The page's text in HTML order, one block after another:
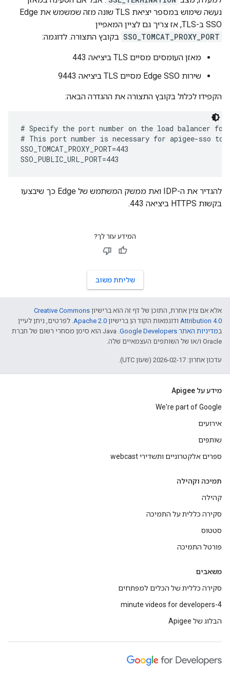
נעשה שימוש במספר יציאת TLS שונה מזה שמשמש את Edge
SSO ב-TLS, אז צריך גם לציין המאפיין
SSO_TOMCAT_PROXY_PORT בקובץ התצורה. לדוגמה:
מאזן העומסים מסיים TLS ביציאה 443
שירות Edge SSO מסיים TLS ביציאה 9443
הקפידו לכלול בקובץ התצורה את ההגדרה הבאה:
# Specify the port number on the load balancer
# This port number is necessary for apigee-sso to
SSO_TOMCAT_PROXY_PORT=443
SSO_PUBLIC_URL_PORT=443
להגדיר את ה-IDP ואת ממשק המשתמש של Edge כך שיבצעו
בקשות HTTPS ביציאה 443.
המידע עזר לך?
שליחת משוב
אלא אם צוין אחרת, התוכן של דף זה הוא ברישיון Creative Commons
Attribution 4.0 ודוגמאות הקוד הן ברישיון Apache 2.0. לפרטים, ניתן לעיין
במדיניות האתר Google Developers‏
.‏ Java הוא סימן מסחרי רשום של חברת
Oracle ו/או של השותפים העצמאיים שלה.
עדכון אחרון: 2026-02-17 (שעון UTC).
מידע על Apigee
We're part of Google
אירועים
שותפים
ספרים אלקטרוניים ותשדירי webcast
תמיכה וקהילה
קהילה
סקירה כללית על התמיכה
סטטוס
פורטל התמיכה
משאבים
סקירה כללית של הכלים למפתחים
4-minute videos for developers
הבלוג של Apigee